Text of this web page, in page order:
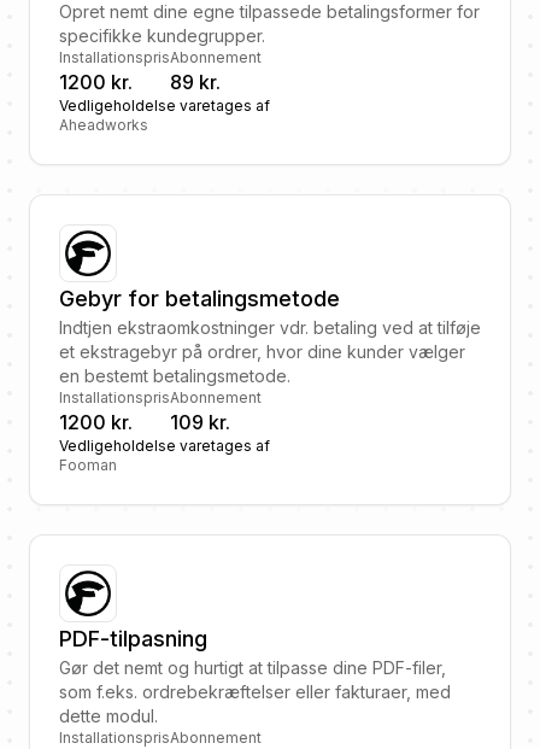
Opret nemt dine egne tilpassede betalingsformer for
specifikke kundegrupper.
Installationspris
1200 kr.
Abonnement
89 kr.
Vedligeholdelse varetages af
Aheadworks
Gebyr for betalingsmetode
Indtjen ekstraomkostninger vdr. betaling ved at tilføje
et ekstragebyr på ordrer, hvor dine kunder vælger
en bestemt betalingsmetode.
Installationspris
1200 kr.
Abonnement
109 kr.
Vedligeholdelse varetages af
Fooman
PDF-tilpasning
Gør det nemt og hurtigt at tilpasse dine PDF-filer,
som f.eks. ordrebekræftelser eller fakturaer, med
dette modul.
InstallationsprisAbonnement